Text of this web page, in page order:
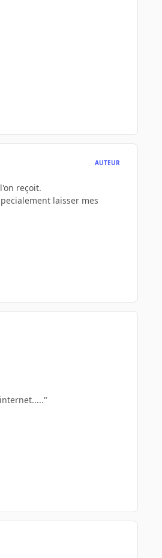
AUTEUR
reçoit.
laisser mes